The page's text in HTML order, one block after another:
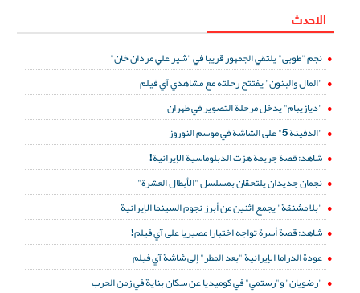
الاحدث
نجم "طوبى" يلتقي الجمهور قريبا في "شير علي مردان خان"
"المال والبنون" يفتتح رحلته مع مشاهدي آي فيلم
"ديازيبام" يدخل مرحلة التصوير في طهران
"الدفينة 5" على الشاشة في موسم النوروز
شاهد: قصة جريمة هزت الدبلوماسية الإيرانية!
نجمان جديدان يلتحقان بمسلسل "الأبطال العشرة"
"بلا مشنقة" يجمع اثنين من أبرز نجوم السينما الإيرانية
شاهد: قصة أسرة تواجه اختبارا مصيريا على آي فيلم!
عودة الدراما الإيرانية "بعد المطر" إلى شاشة آي فيلم
"رضويان" و"رستمي" في كوميديا عن سكان بناية في زمن الحرب